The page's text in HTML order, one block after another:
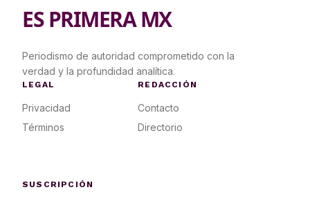
ES PRIMERA MX
Periodismo de autoridad comprometido con la
verdad y la profundidad analítica.
LEGAL
Privacidad
Términos
REDACCIÓN
Contacto
Directorio
SUSCRIPCIÓN